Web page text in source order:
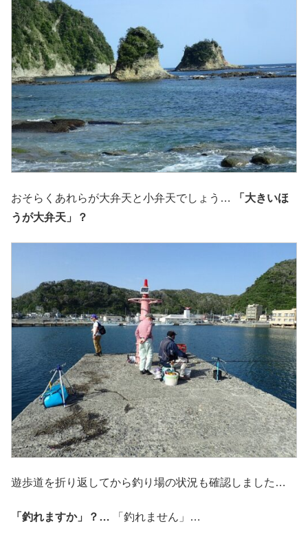
おそらくあれらが大弁天と小弁天でしょう…
「大きいほ
うが大弁天」？
遊歩道を折り返してから釣り場の状況も確認しました…
「釣れますか」？… 「釣れません」…